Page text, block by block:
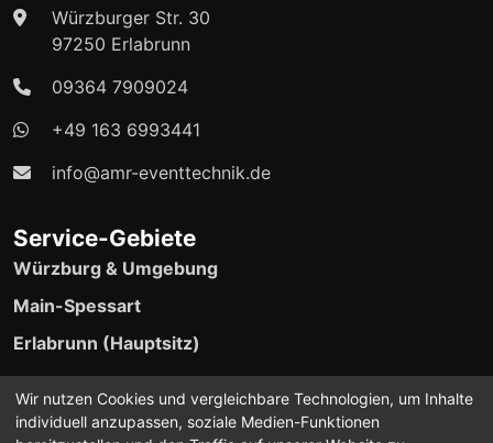
Würzburger Str. 30
97250 Erlabrunn
09364 7909024
+49 163 6993441
info@amr-eventtechnik.de
Service-Gebiete
Würzburg & Umgebung
Main-Spessart
Erlabrunn (Hauptsitz)
24/7 Event-Support verfügbar
Wir nutzen Cookies und vergleichbare Technologien, um Inhalte
individuell anzupassen, soziale Medien-Funktionen